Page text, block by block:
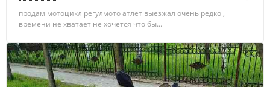
продам мотоцикл регулмото атлет выезжал очень редко ,
времени не хватает не хочется что бы...